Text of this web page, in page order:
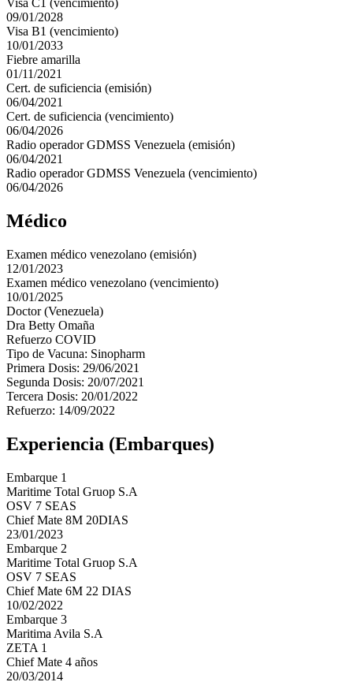
Visa C1 (vencimiento)
09/01/2028
Visa B1 (vencimiento)
10/01/2033
Fiebre amarilla
01/11/2021
Cert. de suficiencia (emisión)
06/04/2021
Cert. de suficiencia (vencimiento)
06/04/2026
Radio operador GDMSS Venezuela (emisión)
06/04/2021
Radio operador GDMSS Venezuela (vencimiento)
06/04/2026
Médico
Examen médico venezolano (emisión)
12/01/2023
Examen médico venezolano (vencimiento)
10/01/2025
Doctor (Venezuela)
Dra Betty Omaña
Refuerzo COVID
Tipo de Vacuna: Sinopharm
Primera Dosis: 29/06/2021
Segunda Dosis: 20/07/2021
Tercera Dosis: 20/01/2022
Refuerzo: 14/09/2022
Experiencia (Embarques)
Embarque 1
Maritime Total Gruop S.A
OSV 7 SEAS
Chief Mate 8M 20DIAS
23/01/2023
Embarque 2
Maritime Total Gruop S.A
OSV 7 SEAS
Chief Mate 6M 22 DIAS
10/02/2022
Embarque 3
Maritima Avila S.A
ZETA 1
Chief Mate 4 años
20/03/2014